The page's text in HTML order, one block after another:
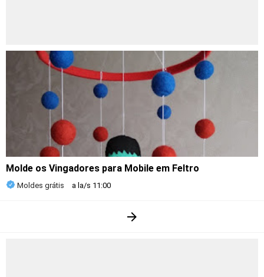
Molde os Vingadores para Mobile em Feltro
Moldes grátis a la/s 11:00